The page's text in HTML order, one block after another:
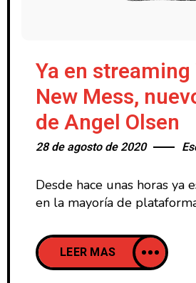
Ya en
New Mess,
de Angel Olsen
28 de agosto de 2020
Desde hace unas horas ya
en la mayoría de
Olsen. Whole New Mess
disco de 11 canciones en la
ellas son evoluciones de
LEER MAS